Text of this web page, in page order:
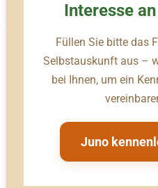
Interesse
Füllen Sie bitte das
Selbstauskunft aus –
bei Ihnen, um ein
Juno